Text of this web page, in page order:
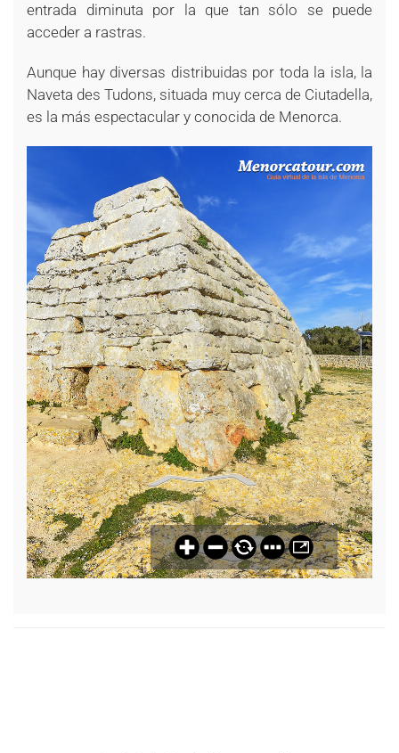
entrada diminuta por la que tan sólo se puede
acceder a rastras.
Aunque hay diversas distribuidas por toda la isla, la
Naveta des Tudons, situada muy cerca de Ciutadella,
es la más espectacular y conocida de Menorca.